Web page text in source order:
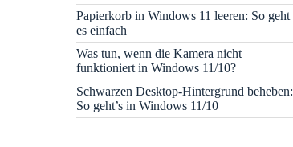
Papierkorb in Windows 11 leeren: So geht
es einfach
Was tun, wenn die Kamera nicht
funktioniert in Windows 11/10?
Schwarzen Desktop-Hintergrund beheben:
So geht’s in Windows 11/10